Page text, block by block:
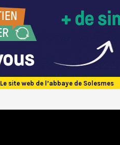
Le site web de l’abbaye de Solesmes